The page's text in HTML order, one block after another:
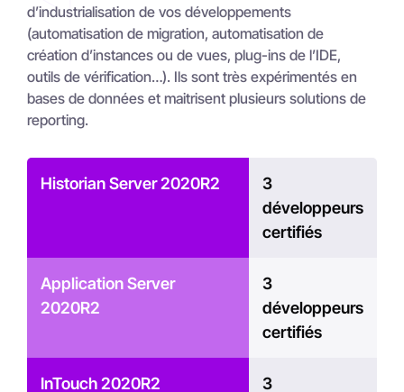
d’industrialisation de vos développements
(automatisation de migration, automatisation de
création d’instances ou de vues, plug-ins de l’IDE,
outils de vérification…). Ils sont très expérimentés en
bases de données et maitrisent plusieurs solutions de
reporting.
Historian Server 2020R2
3
développeurs
certifiés
Application Server
2020R2
3
développeurs
certifiés
InTouch 2020R2
3